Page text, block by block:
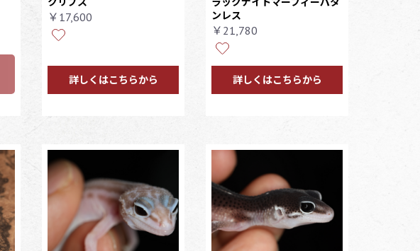
￥17,600
詳しくはこちらから
ンレス
￥21,780
詳しくはこちらから